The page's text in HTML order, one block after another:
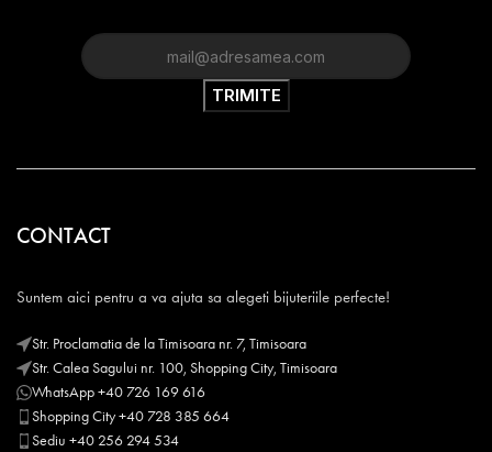
CONTACT
Suntem aici pentru a va ajuta sa alegeti bijuteriile perfecte!
Str. Proclamatia de la Timisoara nr. 7, Timisoara
Str. Calea Sagului nr. 100, Shopping City, Timisoara
WhatsApp +40 726 169 616
Shopping City +40 728 385 664
Sediu +40 256 294 534